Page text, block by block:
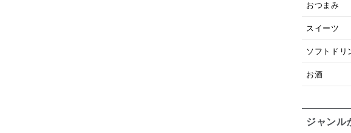
おつまみ
スイーツ
ソフトドリ
お酒
ジャンル